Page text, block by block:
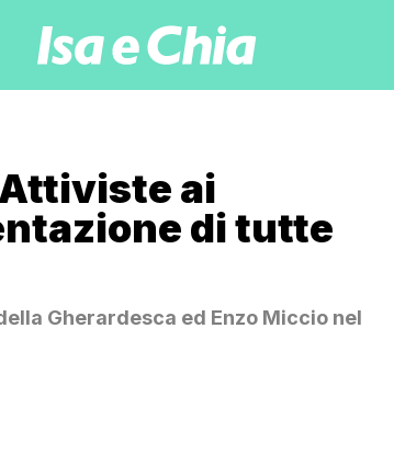
ai
di tutte
Gherardesca ed Enzo Miccio nel